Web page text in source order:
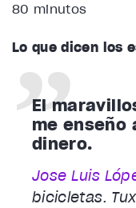
80 minutos
Lo que dicen los
El
me enseño
dinero.
Jose Luis
bicicletas.